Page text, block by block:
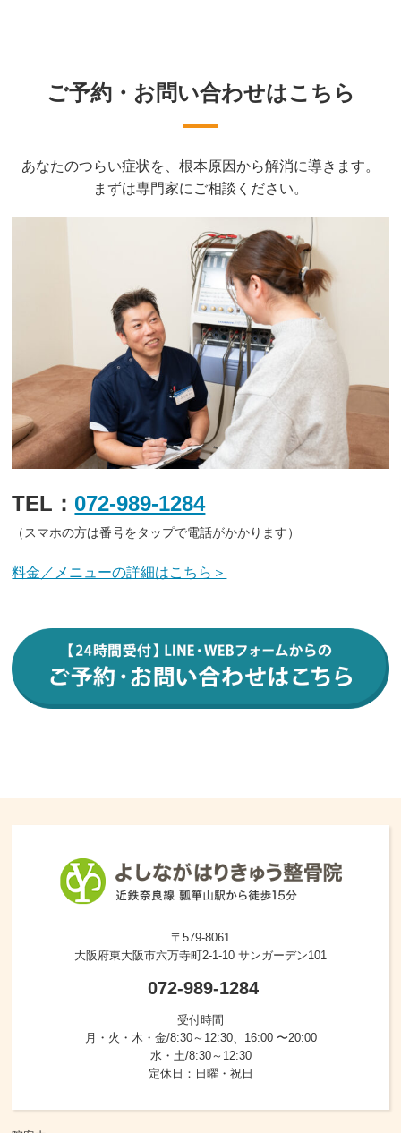
ご予約・お問い合わせはこちら
あなたのつらい症状を、根本原因から解消に導きます。
まずは専門家にご相談ください。
TEL： 072-989-1284
（スマホの方は番号をタップで電話がかかります）
料金／メニューの詳細はこちら＞
〒579-8061
大阪府東大阪市六万寺町2-1-10 サンガーデン101
072-989-1284
受付時間
月・火・木・金/8:30～12:30、16:00 〜20:00
水・土/8:30～12:30
定休日：日曜・祝日